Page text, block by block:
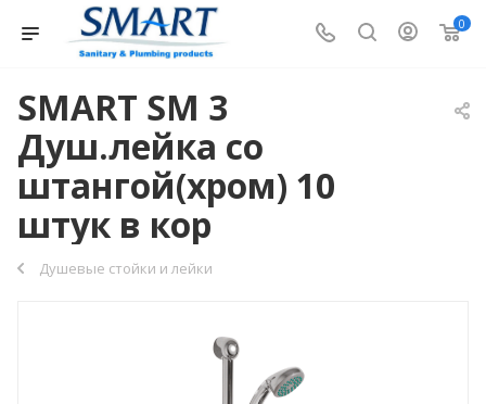
0
SMART SM 3
Душ.лейка со
штангой(хром) 10
штук в кор
Душевые стойки и лейки